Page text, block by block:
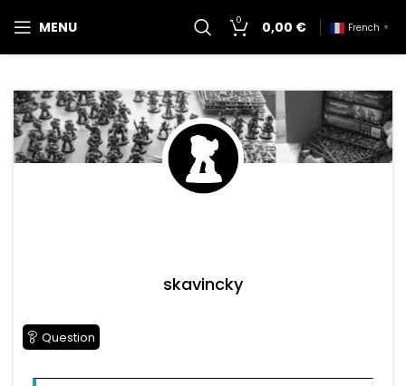
MENU 0 0,00 € French ▼
skavincky
Question